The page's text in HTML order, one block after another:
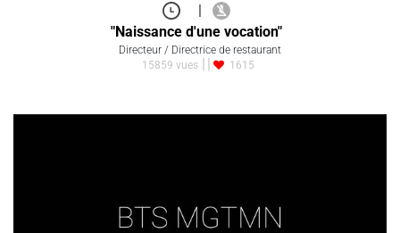
|
"Naissance d'une vocation"
Directeur / Directrice de restaurant
15859 vues
1615